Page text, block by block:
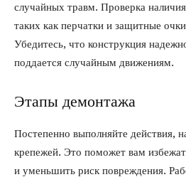
случайных травм. Проверка
таких как перчатки и защитные
Убедитесь, что конструкция
поддается случайным движениям.
Этапы демонтажа
Постепенно выполняйте действия,
крепежей. Это поможет вам
и уменьшить риск повреждения.